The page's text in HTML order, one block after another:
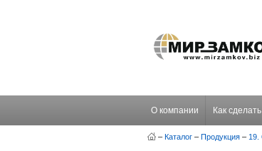
О компании Как
– Каталог – Продукция – 19.